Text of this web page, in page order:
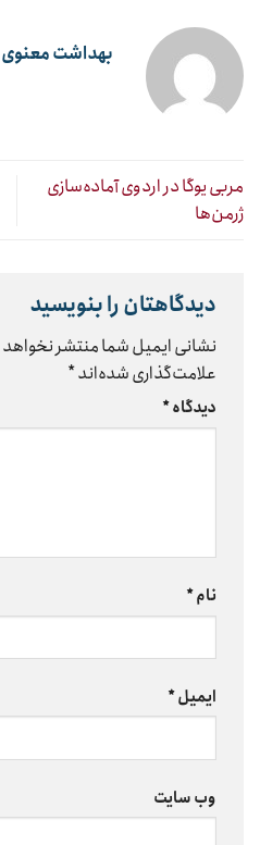
بهداشت معنوی
مربی یوگا در اردوی آماده‌سازی
ژرمن‌ها
دیدگاهتان را بنویسید
نشانی ایمیل شما منتشر
علامت‌گذاری شده‌اند*
دیدگاه*
نام*
ایمیل*
وب‌ سایت